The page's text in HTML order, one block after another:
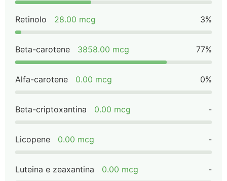
Retinolo 28.00 mcg 3%
Beta-carotene 3858.00 mcg 77%
Alfa-carotene 0.00 mcg 0%
Beta-criptoxantina 0.00 mcg -
Licopene 0.00 mcg -
Luteina e zeaxantina 0.00 mcg -